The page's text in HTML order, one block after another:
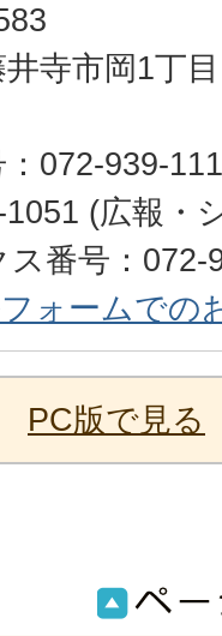
寺市岡1丁
072-939-
1051 (広報・
ス番号：072-
ォームでの
PC版で見る